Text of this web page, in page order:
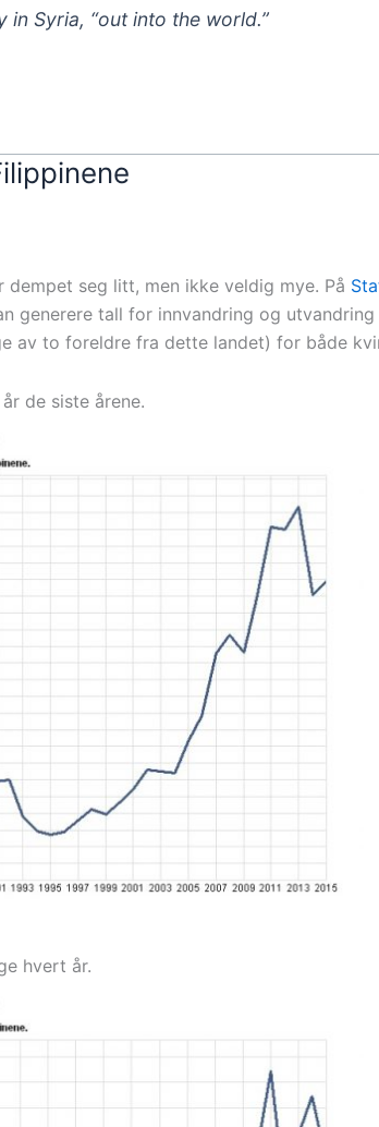
Syria, “out into the world.”
seg litt, men ikke veldig mye. På
generere tall for innvandring og
av to foreldre fra dette landet) for både
de siste årene.
hvert år.